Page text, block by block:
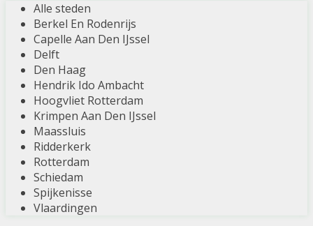
Alle steden
Berkel En Rodenrijs
Capelle Aan Den IJssel
Delft
Den Haag
Hendrik Ido Ambacht
Hoogvliet Rotterdam
Krimpen Aan Den IJssel
Maassluis
Ridderkerk
Rotterdam
Schiedam
Spijkenisse
Vlaardingen